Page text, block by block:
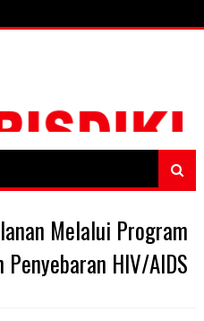
Melalui Program
HIV/AIDS